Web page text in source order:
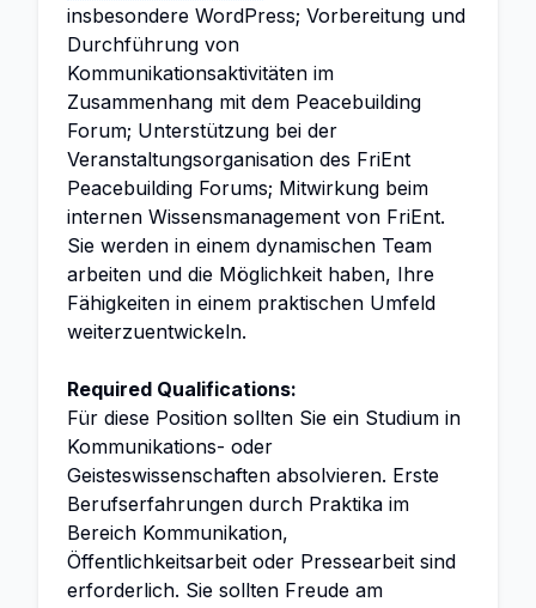
insbesondere WordPress; Vorbereitung und
Durchführung von
Kommunikationsaktivitäten im
Zusammenhang mit dem Peacebuilding
Forum; Unterstützung bei der
Veranstaltungsorganisation des FriEnt
Peacebuilding Forums; Mitwirkung beim
internen Wissensmanagement von FriEnt.
Sie werden in einem dynamischen Team
arbeiten und die Möglichkeit haben, Ihre
Fähigkeiten in einem praktischen Umfeld
weiterzuentwickeln.
Required Qualifications:
Für diese Position sollten Sie ein Studium in
Kommunikations- oder
Geisteswissenschaften absolvieren. Erste
Berufserfahrungen durch Praktika im
Bereich Kommunikation,
Öffentlichkeitsarbeit oder Pressearbeit sind
erforderlich. Sie sollten Freude am